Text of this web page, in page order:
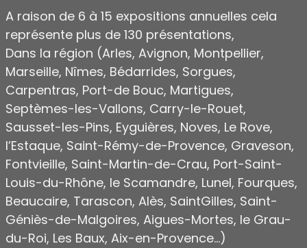
A raison de 6 à 15 expositions annuelles cela
représente plus de 130 présentations,
Dans la région (Arles, Avignon, Montpellier,
Marseille, Nîmes, Bédarrides, Sorgues,
Carpentras, Port-de Bouc, Martigues,
Septèmes-les-Vallons, Carry-le-Rouet,
Sausset-les-Pins, Eyguières, Noves, Le Rove,
l’Estaque, Saint-Rémy-de-Provence, Graveson,
Fontvieille, Saint-Martin-de-Crau, Port-Saint-
Louis-du-Rhône, le Scamandre, Lunel, Fourques,
Beaucaire, Tarascon, Alès, SaintGilles, Saint-
Géniès-de-Malgoires, Aigues-Mortes, le Grau-
du-Roi, Les Baux, Aix-en-Provence…)